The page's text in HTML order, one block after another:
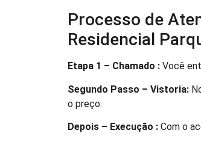
Processo de
Residencial
Etapa 1 – Chamado : Você
Segundo Passo – Vistoria:
o preço.
Depois – Execução : Com o